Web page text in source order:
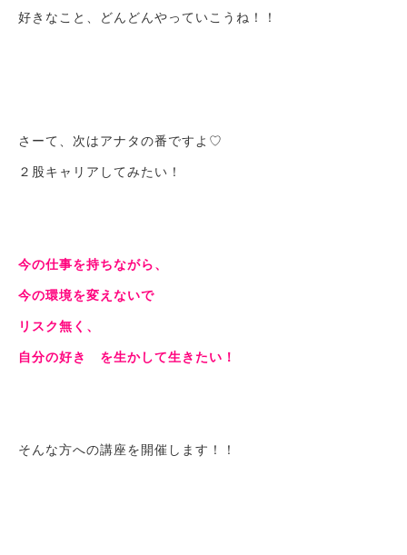
好きなこと、どんどんやっていこうね！！
さーて、次はアナタの番ですよ♡
２股キャリアしてみたい！
今の仕事を持ちながら、
今の環境を変えないで
リスク無く、
自分の好き を生かして生きたい！
そんな方への講座を開催します！！